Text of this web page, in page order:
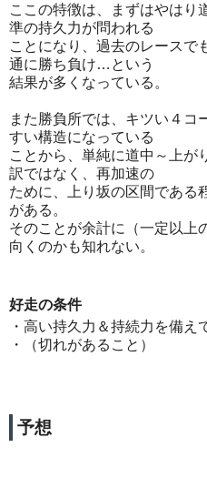
ここの特徴は、まずはやはり
準の持久力が問われる
ことになり、過去のレースで
通に勝ち負け…という
結果が多くなっている。
また勝負所では、キツい４コ
すい構造になっている
ことから、単純に道中～上が
訳ではなく、再加速の
ために、上り坂の区間である
がある。
そのことが余計に（一定以上
向くのかも知れない。
好走の条件
・高い持久力＆持続力を備え
・（切れがあること）
予想